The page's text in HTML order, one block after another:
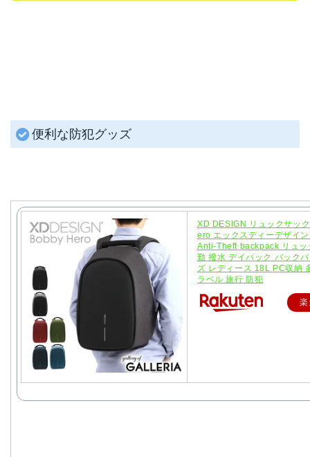
便利な防犯グッズ
XD DESIGN リュックサッ
ero エックスディーデザイ
Anti-Theft backpack リュッ
勤 撥水 デイパック バック
ズ レディース 18L PC収納
ラベル 旅行 防犯